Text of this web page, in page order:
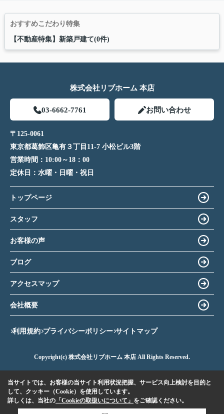
おすすめこだわり特集
【不動産特集】新築戸建て(0件)
株式会社リブホーム 本店
03-6662-7761 お問い合わせ
〒125-0061
東京都葛飾区亀有３丁目11-7 小松ビル3階
営業時間： 10:00～18：00
定休日： 水曜・日曜・祝日
トップページ
スタッフ
お客様の声
ブログ
アクセスマップ
会社概要
利用規約 プライバシーポリシー サイトマップ
Copyright(c) 株式会社リブホーム 本店 All Rights Reserved.
当サイトでは、お客様の当サイト利用状況把握、サービス向上検討を目的と
して、クッキー（Cookie）を使用しています。
詳しくは、当社の 「Cookieの取扱いについて」 をご確認ください。